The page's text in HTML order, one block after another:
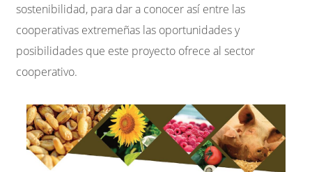
sostenibilidad, para dar a conocer así entre las
cooperativas extremeñas las oportunidades y
posibilidades que este proyecto ofrece al sector
cooperativo.